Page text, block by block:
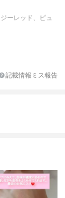
ーレッド、ピュ
記載情報ミス報告